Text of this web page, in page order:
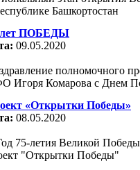
Башкортостан
лет ПОБЕДЫ
09.05.2020
полномочного
Игоря Комарова с Днем
«Открытки Победы»
08.05.2020
75-летия Великой
"Открытки Победы"